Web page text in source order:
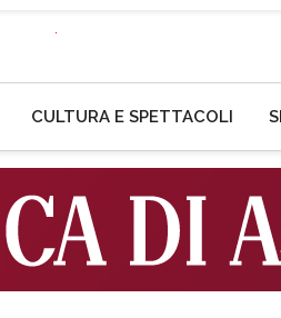
CULTURA E SPETTACOLI